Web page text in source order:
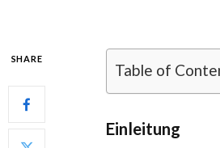
SHARE
Table of
Einleitung